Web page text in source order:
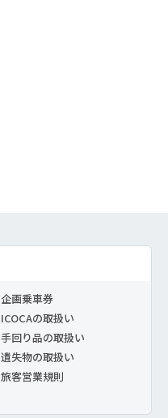
企画乗車券
ICOCAの取扱い
手回り品の取扱い
遺失物の取扱い
旅客営業規則